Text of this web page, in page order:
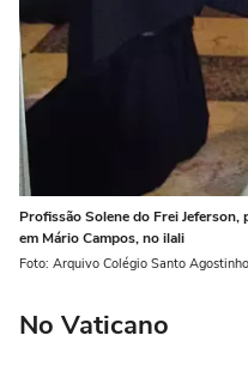
Profissão Solene do Frei
em Mário Campos, no ilali
Foto: Arquivo Colégio Santo
No Vaticano